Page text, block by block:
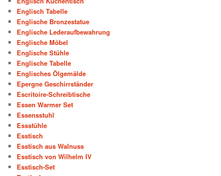
Englisch Tabelle
Englische Bronzestatue
Englische Lederaufbewahrung
Englische Möbel
Englische Stühle
Englische Tabelle
Englisches Ölgemälde
Epergne Geschirrständer
Escritoire-Schreibtische
Essen Warmer Set
Essensstuhl
Essstühle
Esstisch
Esstisch aus Walnuss
Esstisch von Wilhelm IV
Esstisch-Set